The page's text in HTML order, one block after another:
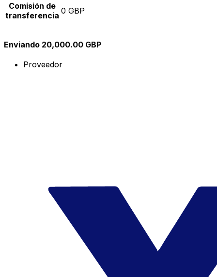
Comisión de
transferencia 0 GBP
Enviando 20,000.00 GBP
Proveedor